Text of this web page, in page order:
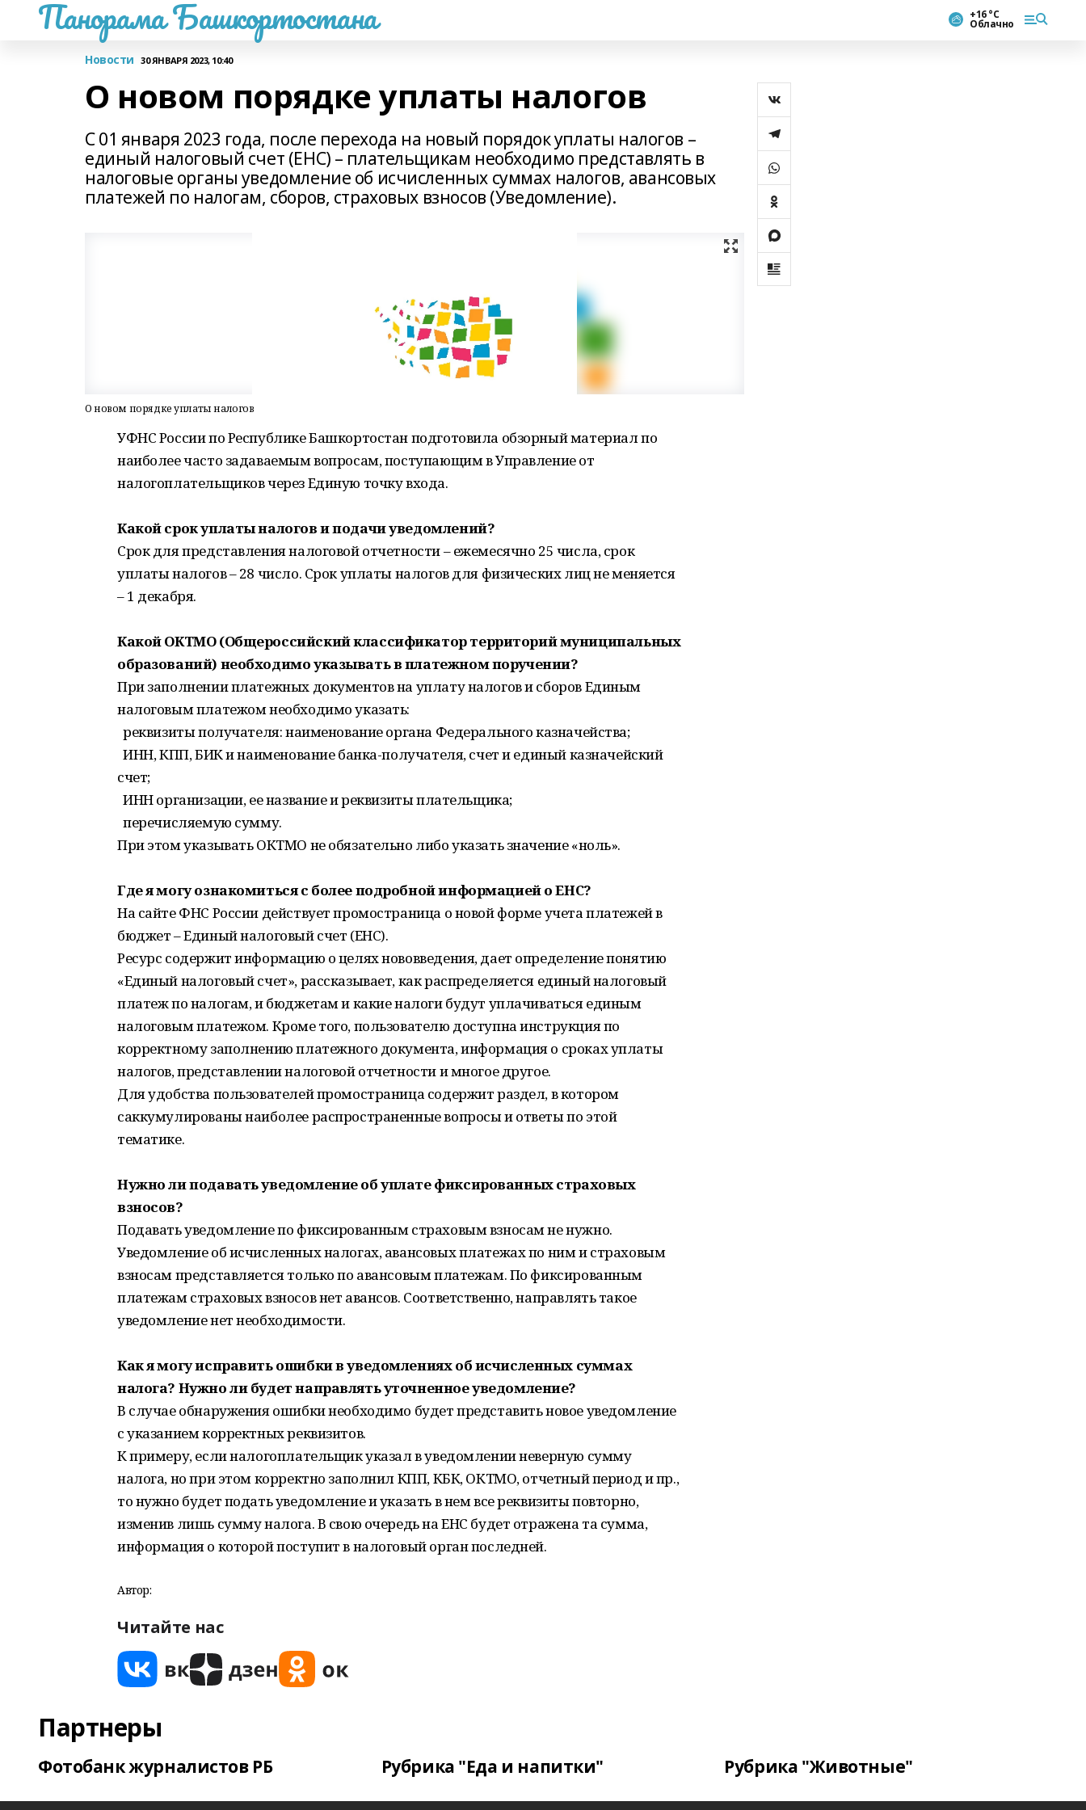
Панорама Башкортостана +16 °С
Облачно
Новости 30 ЯНВАРЯ 2023, 10:40
О новом порядке уплаты налогов
С 01 января 2023 года, после перехода на новый порядок уплаты налогов –
единый налоговый счет (ЕНС) – плательщикам необходимо представлять в
налоговые органы уведомление об исчисленных суммах налогов, авансовых
платежей по налогам, сборов, страховых взносов (Уведомление).
О новом порядке уплаты налогов
УФНС России по Республике Башкортостан подготовила обзорный материал по
наиболее часто задаваемым вопросам, поступающим в Управление от
налогоплательщиков через Единую точку входа.
Какой срок уплаты налогов и подачи уведомлений?
Срок для представления налоговой отчетности – ежемесячно 25 числа, срок
уплаты налогов – 28 число. Срок уплаты налогов для физических лиц не меняется
– 1 декабря.
Какой ОКТМО (Общероссийский классификатор территорий муниципальных
образований) необходимо указывать в платежном поручении?
При заполнении платежных документов на уплату налогов и сборов Единым
налоговым платежом необходимо указать:
реквизиты получателя: наименование органа Федерального казначейства;
ИНН, КПП, БИК и наименование банка-получателя, счет и единый казначейский
счет;
ИНН организации, ее название и реквизиты плательщика;
перечисляемую сумму.
При этом указывать ОКТМО не обязательно либо указать значение «ноль».
Где я могу ознакомиться с более подробной информацией о ЕНС?
На сайте ФНС России действует промостраница о новой форме учета платежей в
бюджет – Единый налоговый счет (ЕНС).
Ресурс содержит информацию о целях нововведения, дает определение понятию
«Единый налоговый счет», рассказывает, как распределяется единый налоговый
платеж по налогам, и бюджетам и какие налоги будут уплачиваться единым
налоговым платежом. Кроме того, пользователю доступна инструкция по
корректному заполнению платежного документа, информация о сроках уплаты
налогов, представлении налоговой отчетности и многое другое.
Для удобства пользователей промостраница содержит раздел, в котором
саккумулированы наиболее распространенные вопросы и ответы по этой
тематике.
Нужно ли подавать уведомление об уплате фиксированных страховых
взносов?
Подавать уведомление по фиксированным страховым взносам не нужно.
Уведомление об исчисленных налогах, авансовых платежах по ним и страховым
взносам представляется только по авансовым платежам. По фиксированным
платежам страховых взносов нет авансов. Соответственно, направлять такое
уведомление нет необходимости.
Как я могу исправить ошибки в уведомлениях об исчисленных суммах
налога? Нужно ли будет направлять уточненное уведомление?
В случае обнаружения ошибки необходимо будет представить новое уведомление
с указанием корректных реквизитов.
К примеру, если налогоплательщик указал в уведомлении неверную сумму
налога, но при этом корректно заполнил КПП, КБК, ОКТМО, отчетный период и пр.,
то нужно будет подать уведомление и указать в нем все реквизиты повторно,
изменив лишь сумму налога. В свою очередь на ЕНС будет отражена та сумма,
информация о которой поступит в налоговый орган последней.
Автор:
Читайте нас
Партнеры
Фотобанк журналистов РБ Рубрика "Еда и напитки" Рубрика "Животные"